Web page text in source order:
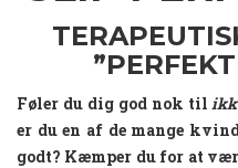
Føler du dig god nok til
er du en af de mange
godt? Kæmper du for at